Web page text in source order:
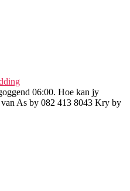
06:00. Hoe kan jy
As by 082 413 8043 Kry by